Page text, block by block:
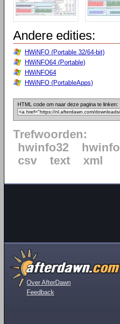
Andere edities:
HWiNFO (Portable 32/64-bit)
HWiNFO64 (Portable)
HWiNFO64
HWiNFO (PortableApps)
HTML code om naar deze pagina te linken:
Trefwoorden:
hwinfo32
hwinfo
csv
text xml
Over AfterDawn
Feedback